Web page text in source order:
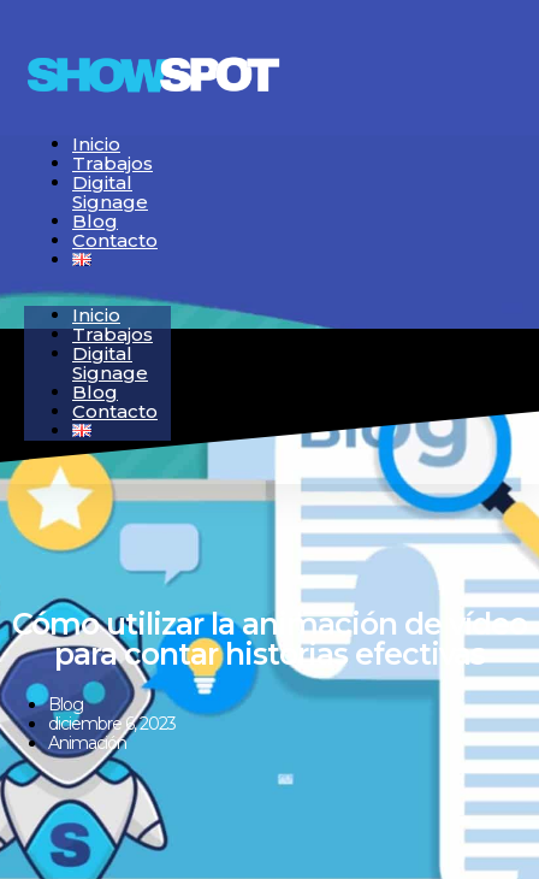
Inicio
Trabajos
Digital
Signage
Blog
Contacto
Inicio
Trabajos
Digital
Signage
Blog
Contacto
Cómo utilizar la animación de vídeo
para contar historias efectivas
Blog
diciembre 6, 2023
Animación